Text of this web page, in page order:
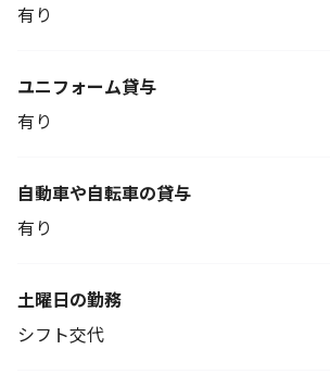
有り
ユニフォーム貸与
有り
自動車や自転車の貸与
有り
土曜日の勤務
シフト交代